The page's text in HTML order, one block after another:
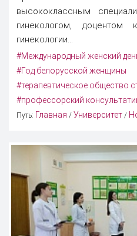
высококлассным
гинекологом, доцентом
гинекологии...
#Международный женский
#Год белорусской женщины
#терапевтическое общество
#профессорский
Путь: Главная / Университет /